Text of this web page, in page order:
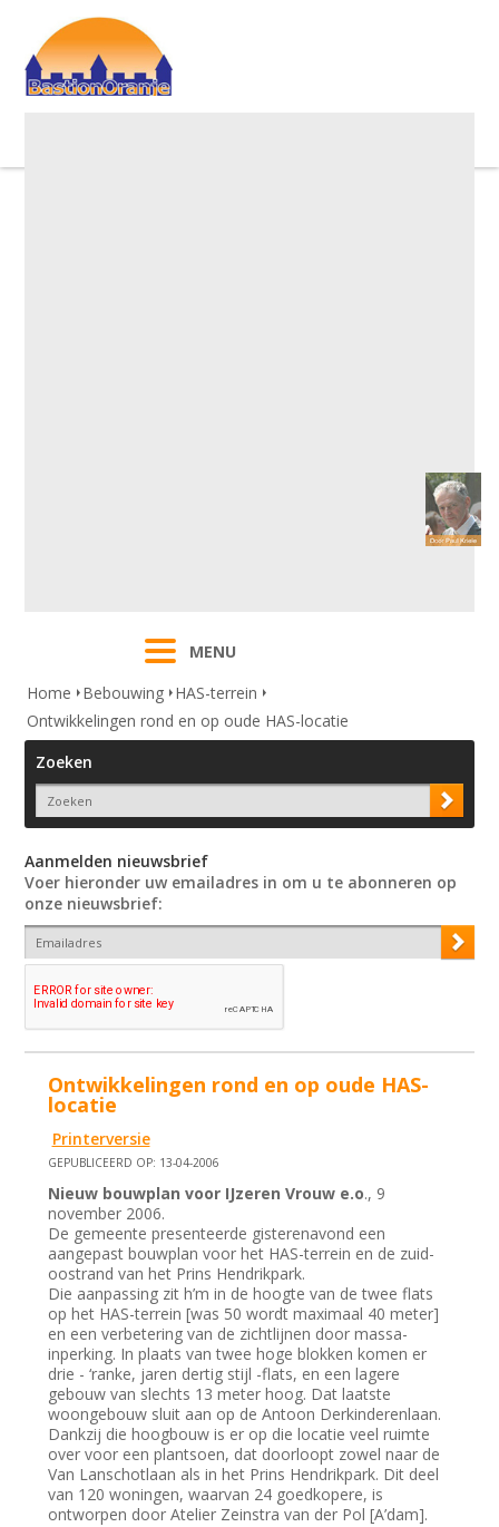
MENU
Home
Bebouwing HAS-terrein
Ontwikkelingen rond en op oude HAS-locatie
Zoeken
Aanmelden nieuwsbrief
Voer hieronder uw emailadres in om u te abonneren op
onze nieuwsbrief:
Ontwikkelingen rond en op oude HAS-
locatie
Printerversie
GEPUBLICEERD OP: 13-04-2006
Nieuw bouwplan voor IJzeren Vrouw e.o., 9
november 2006.
De gemeente presenteerde gisterenavond een
aangepast bouwplan voor het HAS-terrein en de zuid-
oostrand van het Prins Hendrikpark.
Die aanpassing zit h’m in de hoogte van de twee flats
op het HAS-terrein [was 50 wordt maximaal 40 meter]
en een verbetering van de zichtlijnen door massa-
inperking. In plaats van twee hoge blokken komen er
drie - ‘ranke, jaren dertig stijl -flats, en een lagere
gebouw van slechts 13 meter hoog. Dat laatste
woongebouw sluit aan op de Antoon Derkinderenlaan.
Dankzij die hoogbouw is er op die locatie veel ruimte
over voor een plantsoen, dat doorloopt zowel naar de
Van Lanschotlaan als in het Prins Hendrikpark. Dit deel
van 120 woningen, waarvan 24 goedkopere, is
ontworpen door Atelier Zeinstra van der Pol [A’dam].